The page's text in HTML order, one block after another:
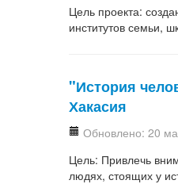
Цель проекта:
институтов семьи,
"История
Хакасия
Обновлено: 20
Цель: Привлечь
людях, стоящих у